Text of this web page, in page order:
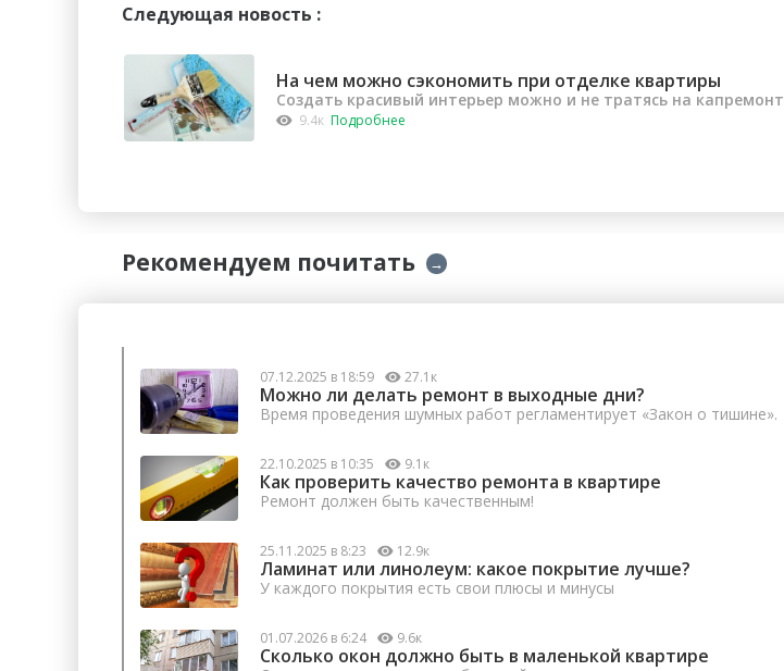
Следующая новость :
На чем можно сэкономить при отделке квартиры
Создать красивый интерьер можно и не тратясь на капремонт
9.4к Подробнее
Рекомендуем почитать →
07.12.2025 в 18:59 27.1к
Можно ли делать ремонт в выходные дни?
Время проведения шумных работ регламентирует «Закон о тишине».
22.10.2025 в 10:35 9.1к
Как проверить качество ремонта в квартире
Ремонт должен быть качественным!
25.11.2025 в 8:23 12.9к
Ламинат или линолеум: какое покрытие лучше?
У каждого покрытия есть свои плюсы и минусы
01.07.2026 в 6:24 9.6к
Сколько окон должно быть в маленькой квартире